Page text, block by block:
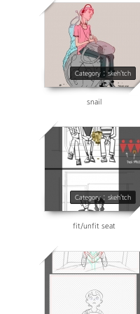
Category : skeh'tch
6907
snail
Category : skeh'tch
14618
fit/unfit seat
17138